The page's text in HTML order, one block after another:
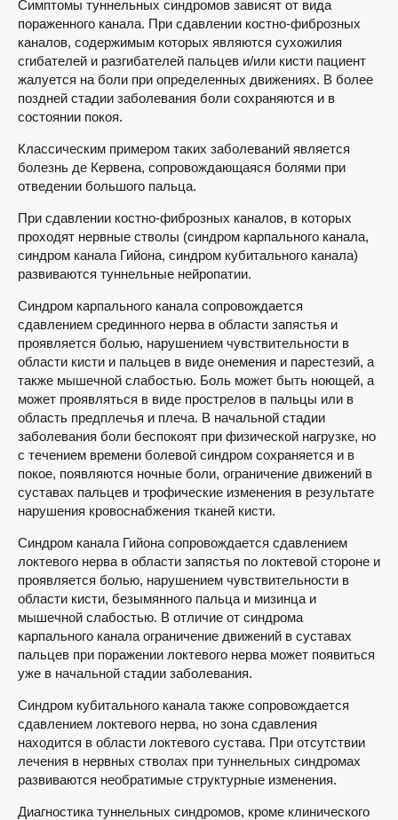
Симптомы туннельных синдромов зависят от вида
пораженного канала. При сдавлении костно-фиброзных
каналов, содержимым которых являются сухожилия
сгибателей и разгибателей пальцев и/или кисти пациент
жалуется на боли при определенных движениях. В более
поздней стадии заболевания боли сохраняются и в
состоянии покоя.
Классическим примером таких заболеваний является
болезнь де Кервена, сопровождающаяся болями при
отведении большого пальца.
При сдавлении костно-фиброзных каналов, в которых
проходят нервные стволы (синдром карпального канала,
синдром канала Гийона, синдром кубитального канала)
развиваются туннельные нейропатии.
Синдром карпального канала сопровождается
сдавлением срединного нерва в области запястья и
проявляется болью, нарушением чувствительности в
области кисти и пальцев в виде онемения и парестезий, а
также мышечной слабостью. Боль может быть ноющей, а
может проявляться в виде прострелов в пальцы или в
область предплечья и плеча. В начальной стадии
заболевания боли беспокоят при физической нагрузке, но
с течением времени болевой синдром сохраняется и в
покое, появляются ночные боли, ограничение движений в
суставах пальцев и трофические изменения в результате
нарушения кровоснабжения тканей кисти.
Синдром канала Гийона сопровождается сдавлением
локтевого нерва в области запястья по локтевой стороне и
проявляется болью, нарушением чувствительности в
области кисти, безымянного пальца и мизинца и
мышечной слабостью. В отличие от синдрома
карпального канала ограничение движений в суставах
пальцев при поражении локтевого нерва может появиться
уже в начальной стадии заболевания.
Синдром кубитального канала также сопровождается
сдавлением локтевого нерва, но зона сдавления
находится в области локтевого сустава. При отсутствии
лечения в нервных стволах при туннельных синдромах
развиваются необратимые структурные изменения.
Диагностика туннельных синдромов, кроме клинического